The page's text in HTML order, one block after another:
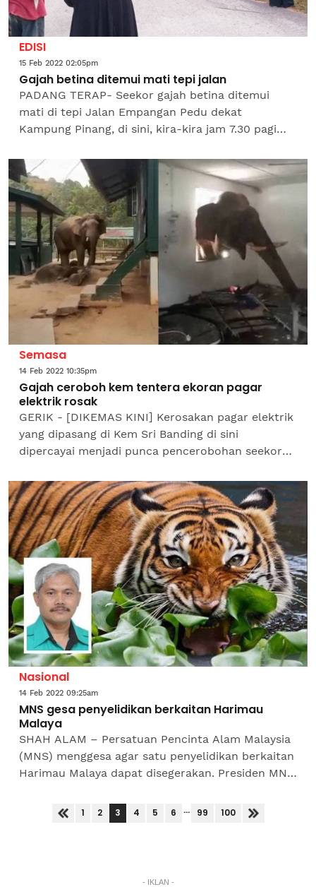
EDISI
15 Feb 2022 02:05pm
Gajah betina ditemui mati tepi jalan
PADANG TERAP- Seekor gajah betina ditemui
mati di tepi Jalan Empangan Pedu dekat
Kampung Pinang, di sini, kira-kira jam 7.30 pagi
dikenali sebagai Lan, 35,...
Semasa
14 Feb 2022 10:35pm
Gajah ceroboh kem tentera ekoran pagar
elektrik rosak
GERIK - [DIKEMAS KINI] Kerosakan pagar elektrik
yang dipasang di Kem Sri Banding di sini
dipercayai menjadi punca pencerobohan seekor
berdurasi 2 minit 50...
Nasional
14 Feb 2022 09:25am
MNS gesa penyelidikan berkaitan Harimau
Malaya
SHAH ALAM – Persatuan Pencinta Alam Malaysia
(MNS) menggesa agar satu penyelidikan berkaitan
Harimau Malaya dapat disegerakan. Presiden MNS,
1 2 3 4 5 6 ... 99 100
- IKLAN -